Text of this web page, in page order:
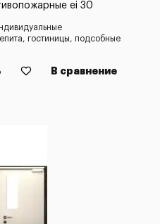
ei 30
гостиницы, подсобные
В сравнение